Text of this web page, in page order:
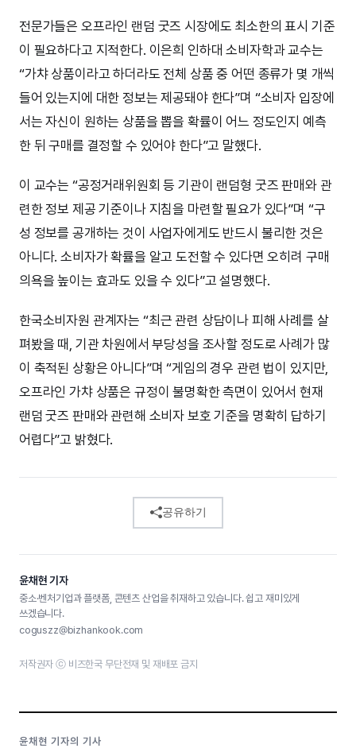
전문가들은 오프라인 랜덤 굿즈 시장에도 최소한의 표시 기준
이 필요하다고 지적한다. 이은희 인하대 소비자학과 교수는
“가챠 상품이라고 하더라도 전체 상품 중 어떤 종류가 몇 개씩
들어 있는지에 대한 정보는 제공돼야 한다”며 “소비자 입장에
서는 자신이 원하는 상품을 뽑을 확률이 어느 정도인지 예측
한 뒤 구매를 결정할 수 있어야 한다”고 말했다.
이 교수는 “공정거래위원회 등 기관이 랜덤형 굿즈 판매와 관
련한 정보 제공 기준이나 지침을 마련할 필요가 있다”며 “구
성 정보를 공개하는 것이 사업자에게도 반드시 불리한 것은
아니다. 소비자가 확률을 알고 도전할 수 있다면 오히려 구매
의욕을 높이는 효과도 있을 수 있다”고 설명했다.
한국소비자원 관계자는 “최근 관련 상담이나 피해 사례를 살
펴봤을 때, 기관 차원에서 부당성을 조사할 정도로 사례가 많
이 축적된 상황은 아니다”며 “게임의 경우 관련 법이 있지만,
오프라인 가챠 상품은 규정이 불명확한 측면이 있어서 현재
랜덤 굿즈 판매와 관련해 소비자 보호 기준을 명확히 답하기
어렵다”고 밝혔다.
공유하기
윤채현 기자
중소·벤처기업과 플랫폼, 콘텐츠 산업을 취재하고 있습니다. 쉽고 재미있게
쓰겠습니다.
coguszz@bizhankook.com
저작권자 ⓒ 비즈한국 무단전재 및 재배포 금지
윤채현 기자의 기사